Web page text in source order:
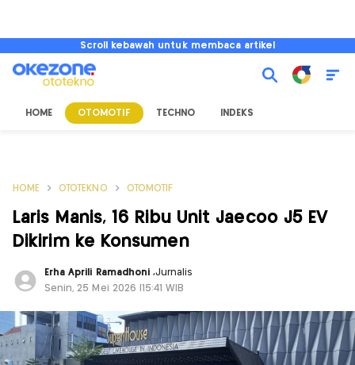
Scroll kebawah untuk membaca artikel
HOME OTOMOTIF TECHNO INDEKS
HOME OTOTEKNO OTOMOTIF
Laris Manis, 16 Ribu Unit Jaecoo J5 EV
Dikirim ke Konsumen
Erha Aprili Ramadhoni,Jurnalis
Senin, 25 Mei 2026 |15:41 WIB